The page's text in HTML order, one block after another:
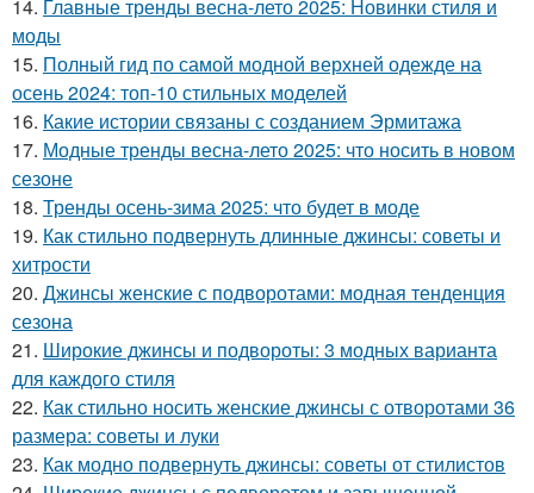
14. Главные тренды весна-лето 2025: Новинки стиля и
моды
15. Полный гид по самой модной верхней одежде на
осень 2024: топ-10 стильных моделей
16. Какие истории связаны с созданием Эрмитажа
17. Модные тренды весна-лето 2025: что носить в новом
сезоне
18. Тренды осень-зима 2025: что будет в моде
19. Как стильно подвернуть длинные джинсы: советы и
хитрости
20. Джинсы женские с подворотами: модная тенденция
сезона
21. Широкие джинсы и подвороты: 3 модных варианта
для каждого стиля
22. Как стильно носить женские джинсы с отворотами 36
размера: советы и луки
23. Как модно подвернуть джинсы: советы от стилистов